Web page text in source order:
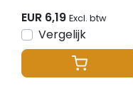
EUR 6,19 Excl. btw
Vergelijk